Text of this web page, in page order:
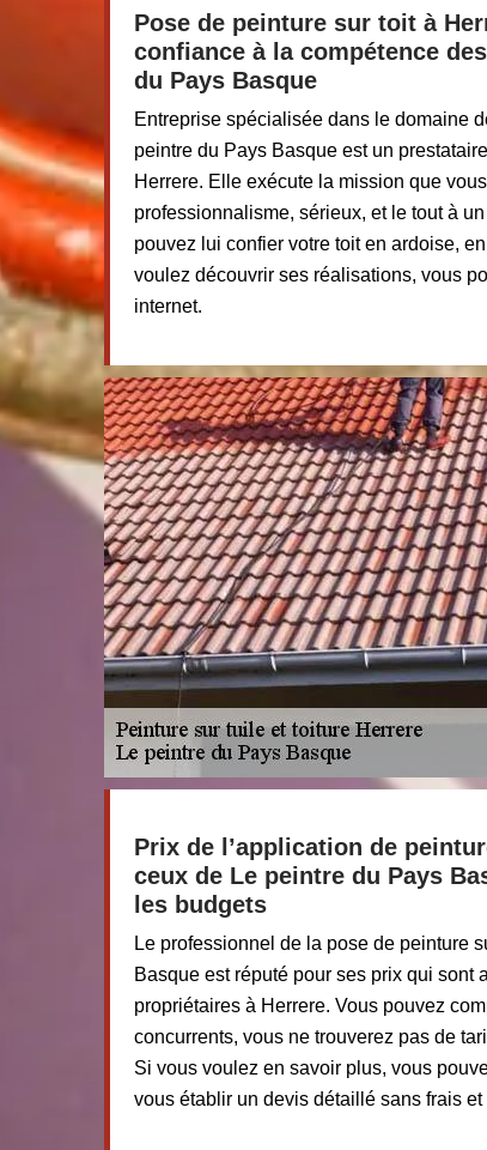
Pose de peinture sur toit à
confiance à la compétence
du Pays Basque
Entreprise spécialisée dans le domaine
peintre du Pays Basque est un
Herrere. Elle exécute la mission que
professionnalisme, sérieux, et le tout à
pouvez lui confier votre toit en ardoise,
voulez découvrir ses réalisations, vous
internet.
Prix de l’application de
ceux de Le peintre du Pays
les budgets
Le professionnel de la pose de peinture
Basque est réputé pour ses prix qui sont
propriétaires à Herrere. Vous pouvez
concurrents, vous ne trouverez pas de
Si vous voulez en savoir plus, vous
vous établir un devis détaillé sans frais